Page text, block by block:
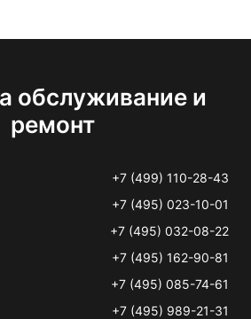
обслуживание и
ремонт
+7 (499) 110-28-43
+7 (495) 023-10-01
+7 (495) 032-08-22
+7 (495) 162-90-81
+7 (495) 085-74-61
+7 (495) 989-21-31